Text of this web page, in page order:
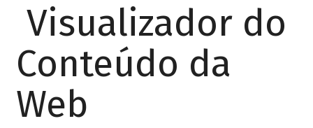
Visualizador do
Conteúdo da
Web